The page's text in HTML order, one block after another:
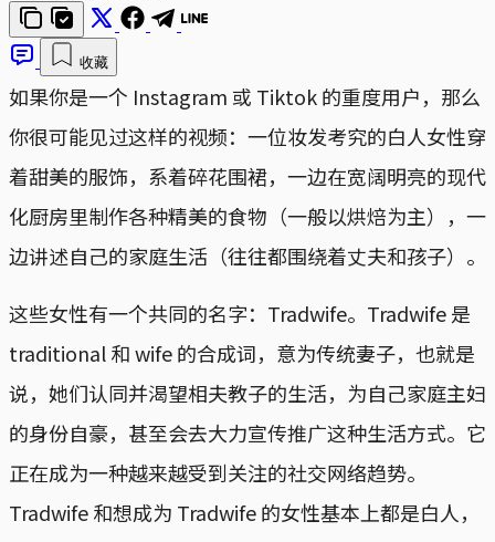
收藏
如果你是一个 Instagram 或 Tiktok 的重度用户，那么
你很可能见过这样的视频：一位妆发考究的白人女性穿
着甜美的服饰，系着碎花围裙，一边在宽阔明亮的现代
化厨房里制作各种精美的食物（一般以烘焙为主），一
边讲述自己的家庭生活（往往都围绕着丈夫和孩子）。
这些女性有一个共同的名字：Tradwife。Tradwife 是
traditional 和 wife 的合成词，意为传统妻子，也就是
说，她们认同并渴望相夫教子的生活，为自己家庭主妇
的身份自豪，甚至会去大力宣传推广这种生活方式。它
正在成为一种越来越受到关注的社交网络趋势。
Tradwife 和想成为 Tradwife 的女性基本上都是白人，